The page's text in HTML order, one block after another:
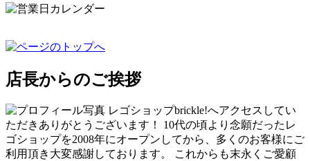
店長からのご挨拶
レゴショップbrickle!へアクセスしてい
ただきありがとうございます！ 10代の頃より念願だったレ
ゴショップを2008年にオープンしてから、多くのお客様にご
利用頂き大変感謝しております。 これからも末永くご愛顧